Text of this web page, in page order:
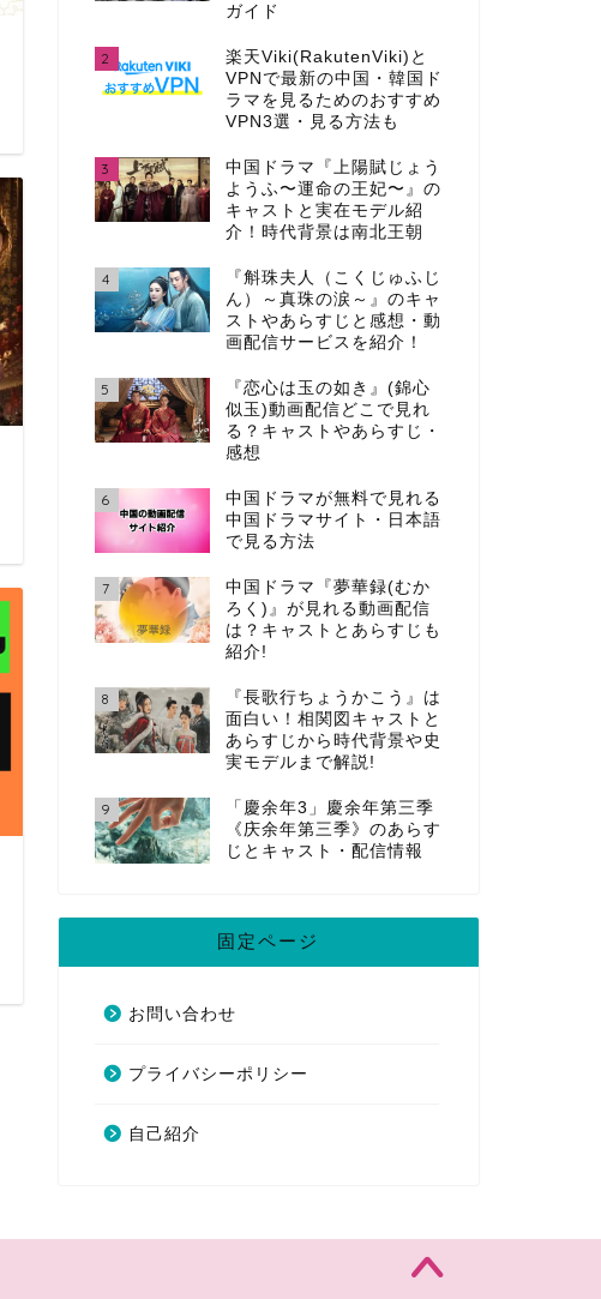
ガイド
2
楽天Viki(RakutenViki)と
VPNで最新の中国・韓国ド
ラマを見るためのおすすめ
VPN3選・見る方法も
3
中国ドラマ『上陽賦じょう
ようふ〜運命の王妃〜』の
キャストと実在モデル紹
介！時代背景は南北王朝
4
『斛珠夫人（こくじゅふじ
ん）～真珠の涙～』のキャ
ストやあらすじと感想・動
画配信サービスを紹介！
5
『恋心は玉の如き』(錦心
似玉)動画配信どこで見れ
る？キャストやあらすじ・
感想
6
中国ドラマが無料で見れる
中国ドラマサイト・日本語
で見る方法
7
中国ドラマ『夢華録(むか
ろく)』が見れる動画配信
は？キャストとあらすじも
紹介!
8
『長歌行ちょうかこう』は
面白い！相関図キャストと
あらすじから時代背景や史
実モデルまで解説!
9
「慶余年3」慶余年第三季
《庆余年第三季》のあらす
じとキャスト・配信情報
固定ページ
お問い合わせ
プライバシーポリシー
自己紹介